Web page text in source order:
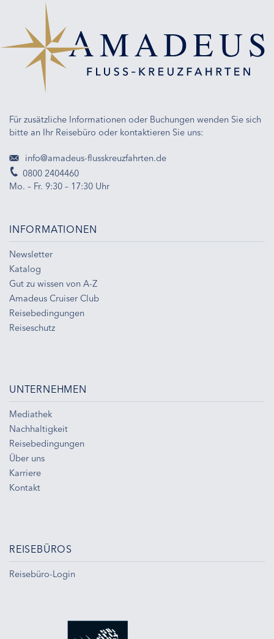
Für zusätzliche Informationen oder Buchungen wenden Sie sich
bitte an Ihr Reisebüro oder kontaktieren Sie uns:
info@amadeus-flusskreuzfahrten.de
0800 2404460
Mo. – Fr. 9:30 – 17:30 Uhr
INFORMATIONEN
Newsletter
Katalog
Gut zu wissen von A-Z
Amadeus Cruiser Club
Reisebedingungen
Reiseschutz
UNTERNEHMEN
Mediathek
Nachhaltigkeit
Reisebedingungen
Über uns
Karriere
Kontakt
REISEBÜROS
Reisebüro-Login